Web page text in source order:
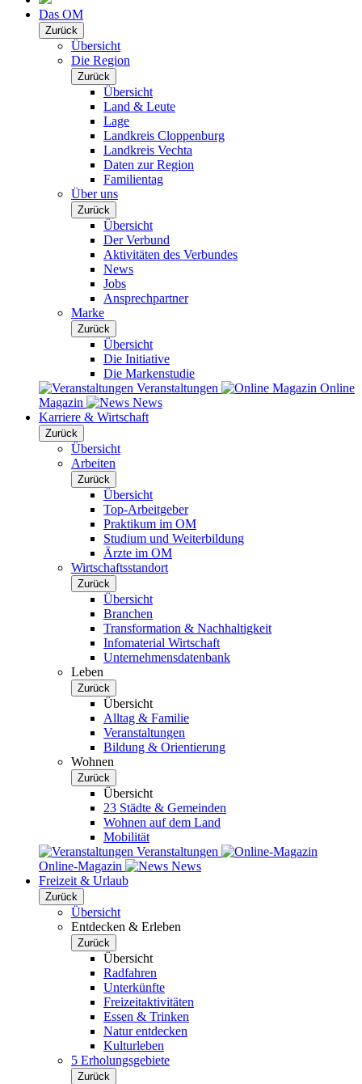
Das OM
Zurück
Übersicht
Die Region
Zurück
Übersicht
Land & Leute
Lage
Landkreis Cloppenburg
Landkreis Vechta
Daten zur Region
Familientag
Über uns
Zurück
Übersicht
Der Verbund
Aktivitäten des Verbundes
News
Jobs
Ansprechpartner
Marke
Zurück
Übersicht
Die Initiative
Die Markenstudie
Veranstaltungen
Online
Magazin
News
Karriere & Wirtschaft
Zurück
Übersicht
Arbeiten
Zurück
Übersicht
Top-Arbeitgeber
Praktikum im OM
Studium und Weiterbildung
Ärzte im OM
Wirtschaftsstandort
Zurück
Übersicht
Branchen
Transformation & Nachhaltigkeit
Infomaterial Wirtschaft
Unternehmensdatenbank
Leben
Zurück
Übersicht
Alltag & Familie
Veranstaltungen
Bildung & Orientierung
Wohnen
Zurück
Übersicht
23 Städte & Gemeinden
Wohnen auf dem Land
Mobilität
Veranstaltungen
Online-Magazin
News
Freizeit & Urlaub
Zurück
Übersicht
Entdecken & Erleben
Zurück
Übersicht
Radfahren
Unterkünfte
Freizeitaktivitäten
Essen & Trinken
Natur entdecken
Kulturleben
5 Erholungsgebiete
Zurück